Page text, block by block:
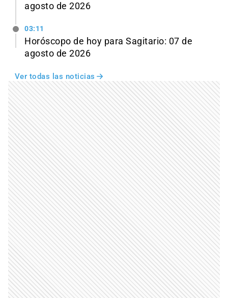
agosto de 2026
03:11
Horóscopo de hoy para Sagitario: 07 de
agosto de 2026
Ver todas las noticias